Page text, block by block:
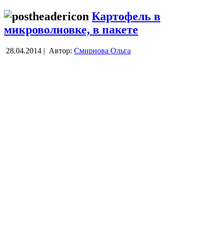
Картофель в
микроволновке, в пакете
28.04.2014 | Автор: Смирнова Ольга